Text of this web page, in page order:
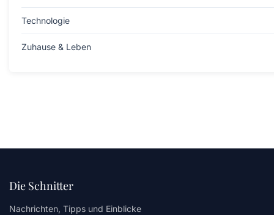
Technologie
Zuhause & Leben
Die Schnitter
Nachrichten, Tipps und Einblicke